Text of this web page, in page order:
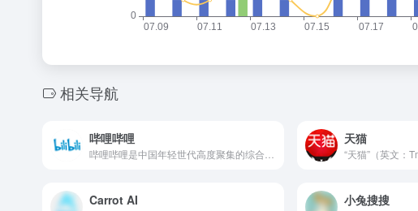
相关导航
哔哩哔哩 天猫
Carrot AI 小兔搜搜